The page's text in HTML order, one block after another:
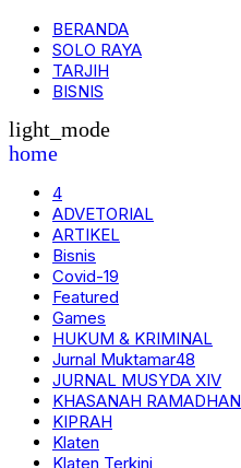
BERANDA
SOLO RAYA
TARJIH
BISNIS
light_mode
home
4
ADVETORIAL
ARTIKEL
Bisnis
Covid-19
Featured
Games
HUKUM & KRIMINAL
Jurnal Muktamar48
JURNAL MUSYDA XIV
KHASANAH RAMADHAN
KIPRAH
Klaten
Klaten Terkini